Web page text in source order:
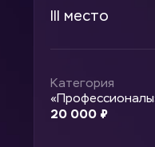
III место
Категория
20 000 ₽